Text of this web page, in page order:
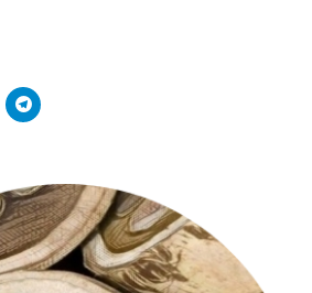
Clique
para
nova
janela)